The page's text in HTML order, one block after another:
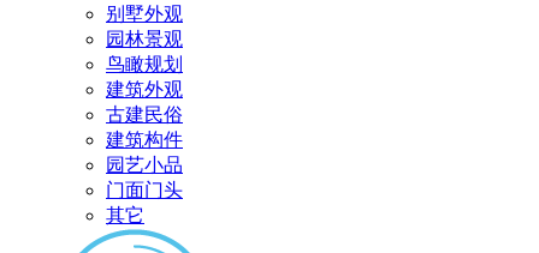
别墅外观
园林景观
鸟瞰规划
建筑外观
古建民俗
建筑构件
园艺小品
门面门头
其它